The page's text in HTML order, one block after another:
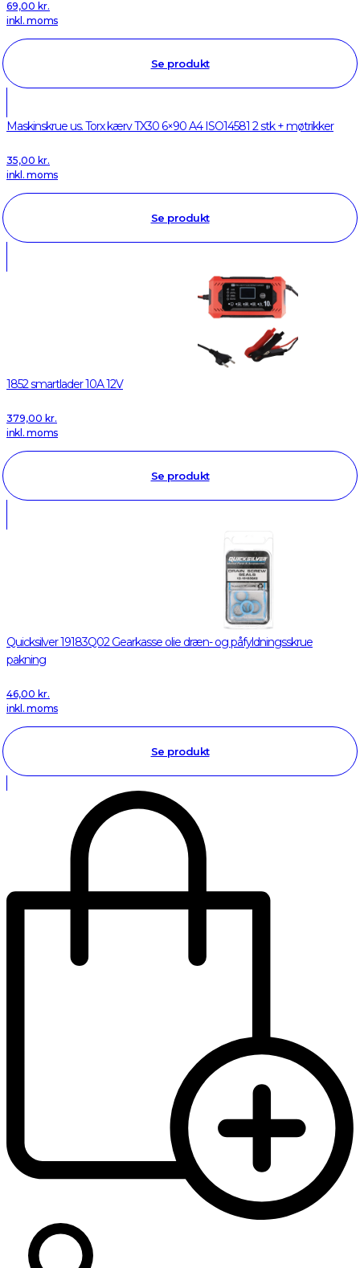
69,00 kr.
inkl. moms
Se produkt
Maskinskrue us. Torx kærv TX30 6×90 A4 ISO14581 2 stk + møtrikker
35,00 kr.
inkl. moms
Se produkt
1852 smartlader 10A 12V
379,00 kr.
inkl. moms
Se produkt
Quicksilver 19183Q02 Gearkasse olie dræn- og påfyldningsskrue
pakning
46,00 kr.
inkl. moms
Se produkt